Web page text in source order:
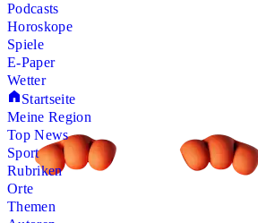
Podcasts
Horoskope
Spiele
E-Paper
Wetter
Startseite
Meine Region
Top News
Sport
Rubriken
Orte
Themen